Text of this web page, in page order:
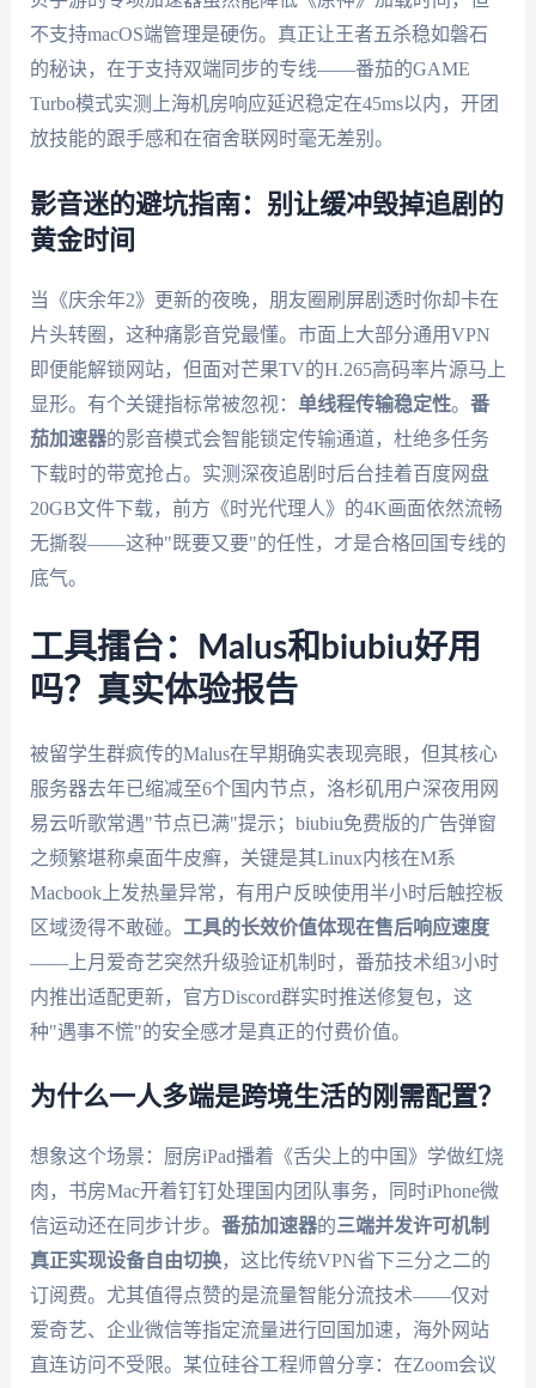
不支持macOS端管理是硬伤。真正让王者五杀稳如磐石
的秘诀，在于支持双端同步的专线——番茄的GAME
Turbo模式实测上海机房响应延迟稳定在45ms以内，开团
放技能的跟手感和在宿舍联网时毫无差别。
影音迷的避坑指南：别让缓冲毁掉追剧的
黄金时间
当《庆余年2》更新的夜晚，朋友圈刷屏剧透时你却卡在
片头转圈，这种痛影音党最懂。市面上大部分通用VPN
即便能解锁网站，但面对芒果TV的H.265高码率片源马上
显形。有个关键指标常被忽视： 单线程传输稳定性。 番
茄加速器的影音模式会智能锁定传输通道，杜绝多任务
下载时的带宽抢占。实测深夜追剧时后台挂着百度网盘
20GB文件下载，前方《时光代理人》的4K画面依然流畅
无撕裂——这种"既要又要"的任性，才是合格回国专线的
底气。
工具擂台：Malus和biubiu好用
吗？真实体验报告
被留学生群疯传的Malus在早期确实表现亮眼，但其核心
服务器去年已缩减至6个国内节点，洛杉矶用户深夜用网
易云听歌常遇"节点已满"提示；biubiu免费版的广告弹窗
之频繁堪称桌面牛皮癣，关键是其Linux内核在M系
Macbook上发热量异常，有用户反映使用半小时后触控板
区域烫得不敢碰。 工具的长效价值体现在售后响应速度
——上月爱奇艺突然升级验证机制时，番茄技术组3小时
内推出适配更新，官方Discord群实时推送修复包，这
种"遇事不慌"的安全感才是真正的付费价值。
为什么一人多端是跨境生活的刚需配置？
想象这个场景：厨房iPad播着《舌尖上的中国》学做红烧
肉，书房Mac开着钉钉处理国内团队事务，同时iPhone微
信运动还在同步计步。 番茄加速器的三端并发许可机制
真正实现设备自由切换，这比传统VPN省下三分之二的
订阅费。尤其值得点赞的是流量智能分流技术——仅对
爱奇艺、企业微信等指定流量进行回国加速，海外网站
直连访问不受限。某位硅谷工程师曾分享：在Zoom会议